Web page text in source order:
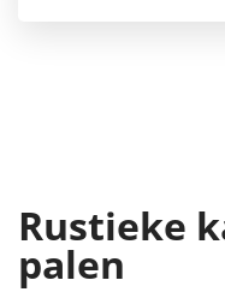
Rustieke
palen